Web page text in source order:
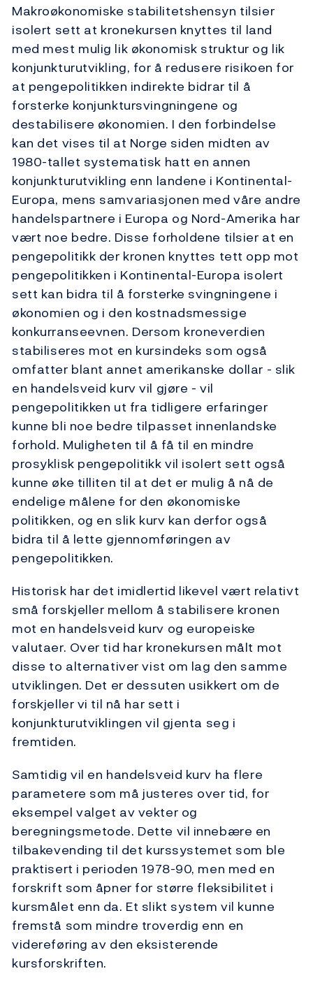
Makroøkonomiske stabilitetshensyn tilsier
isolert sett at kronekursen knyttes til land
med mest mulig lik økonomisk struktur og lik
konjunkturutvikling, for å redusere risikoen for
at pengepolitikken indirekte bidrar til å
forsterke konjunktursvingningene og
destabilisere økonomien. I den forbindelse
kan det vises til at Norge siden midten av
1980-tallet systematisk hatt en annen
konjunkturutvikling enn landene i Kontinental-
Europa, mens samvariasjonen med våre andre
handelspartnere i Europa og Nord-Amerika har
vært noe bedre. Disse forholdene tilsier at en
pengepolitikk der kronen knyttes tett opp mot
pengepolitikken i Kontinental-Europa isolert
sett kan bidra til å forsterke svingningene i
økonomien og i den kostnadsmessige
konkurranseevnen. Dersom kroneverdien
stabiliseres mot en kursindeks som også
omfatter blant annet amerikanske dollar - slik
en handelsveid kurv vil gjøre - vil
pengepolitikken ut fra tidligere erfaringer
kunne bli noe bedre tilpasset innenlandske
forhold. Muligheten til å få til en mindre
prosyklisk pengepolitikk vil isolert sett også
kunne øke tilliten til at det er mulig å nå de
endelige målene for den økonomiske
politikken, og en slik kurv kan derfor også
bidra til å lette gjennomføringen av
pengepolitikken.
Historisk har det imidlertid likevel vært relativt
små forskjeller mellom å stabilisere kronen
mot en handelsveid kurv og europeiske
valutaer. Over tid har kronekursen målt mot
disse to alternativer vist om lag den samme
utviklingen. Det er dessuten usikkert om de
forskjeller vi til nå har sett i
konjunkturutviklingen vil gjenta seg i
fremtiden.
Samtidig vil en handelsveid kurv ha flere
parametere som må justeres over tid, for
eksempel valget av vekter og
beregningsmetode. Dette vil innebære en
tilbakevending til det kurssystemet som ble
praktisert i perioden 1978-90, men med en
forskrift som åpner for større fleksibilitet i
kursmålet enn da. Et slikt system vil kunne
fremstå som mindre troverdig enn en
videreføring av den eksisterende
kursforskriften.